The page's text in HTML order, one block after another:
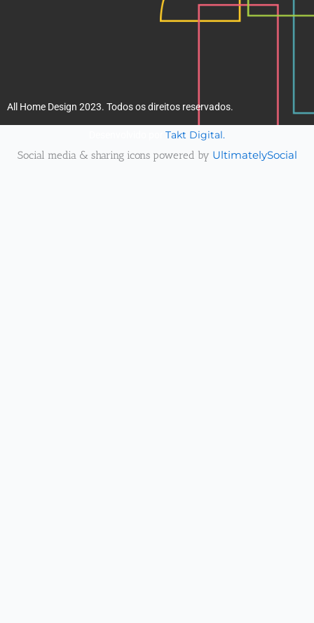
All Home Design 2023. Todos os direitos reservados.
Takt Digital.
Social media & sharing icons powered by UltimatelySocial